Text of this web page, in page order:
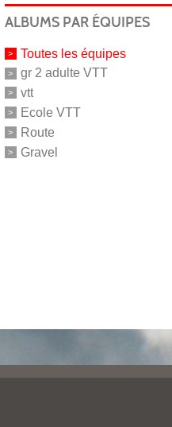
ALBUMS PAR ÉQUIPES
Toutes les équipes
gr 2 adulte VTT
vtt
Ecole VTT
Route
Gravel